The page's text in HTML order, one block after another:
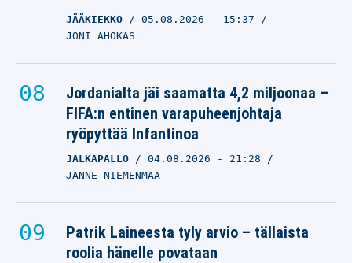
JÄÄKIEKKO 05.08.2026 - 15:37
JONI AHOKAS
Jordanialta jäi saamatta 4,2 miljoonaa –
FIFA:n entinen varapuheenjohtaja
ryöpyttää Infantinoa
JALKAPALLO 04.08.2026 - 21:28
JANNE NIEMENMAA
Patrik Laineesta tyly arvio – tällaista
roolia hänelle povataan